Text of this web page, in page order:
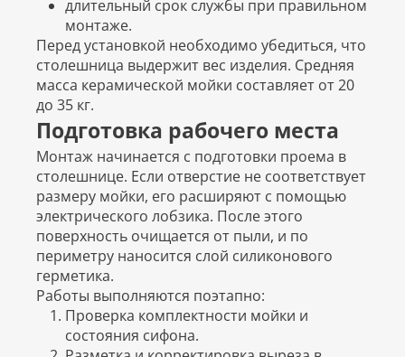
длительный срок службы при правильном
монтаже.
Перед установкой необходимо убедиться, что
столешница выдержит вес изделия. Средняя
масса керамической мойки составляет от 20
до 35 кг.
Подготовка рабочего места
Монтаж начинается с подготовки проема в
столешнице. Если отверстие не соответствует
размеру мойки, его расширяют с помощью
электрического лобзика. После этого
поверхность очищается от пыли, и по
периметру наносится слой силиконового
герметика.
Работы выполняются поэтапно:
Проверка комплектности мойки и
состояния сифона.